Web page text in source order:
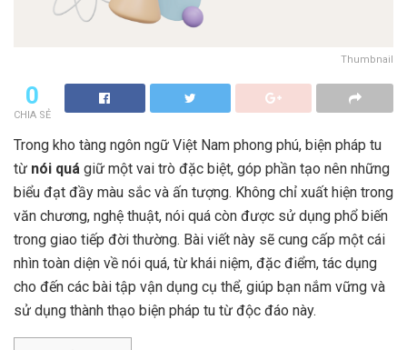
Thumbnail
0
CHIA SẺ
Trong kho tàng ngôn ngữ Việt Nam phong phú, biện pháp tu
từ nói quá giữ một vai trò đặc biệt, góp phần tạo nên những
biểu đạt đầy màu sắc và ấn tượng. Không chỉ xuất hiện trong
văn chương, nghệ thuật, nói quá còn được sử dụng phổ biến
trong giao tiếp đời thường. Bài viết này sẽ cung cấp một cái
nhìn toàn diện về nói quá, từ khái niệm, đặc điểm, tác dụng
cho đến các bài tập vận dụng cụ thể, giúp bạn nắm vững và
sử dụng thành thạo biện pháp tu từ độc đáo này.